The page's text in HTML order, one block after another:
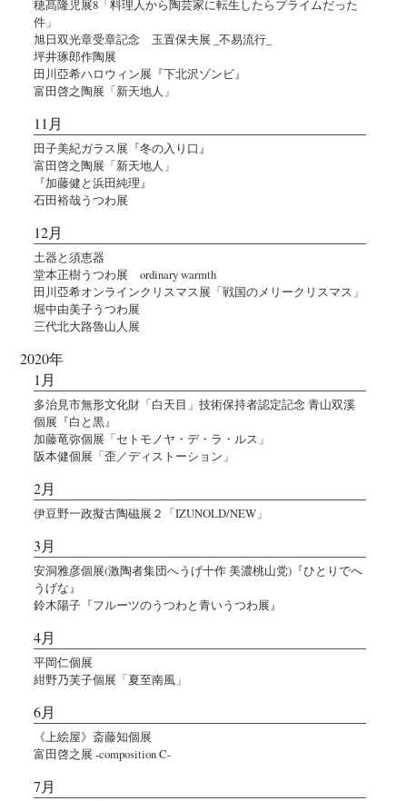
穂髙隆児展8「料理人から陶芸家に転生したらプライムだった
件」
旭日双光章受章記念 玉置保夫展 _不易流行_
坪井琢郎作陶展
田川亞希ハロウィン展『下北沢ゾンビ』
富田啓之陶展「新天地人」
11月
田子美紀ガラス展『冬の入り口』
富田啓之陶展「新天地人」
『加藤健と浜田純理』
石田裕哉うつわ展
12月
土器と須恵器
堂本正樹うつわ展 ordinary warmth
田川亞希オンラインクリスマス展「戦国のメリークリスマス」
堀中由美子うつわ展
三代北大路魯山人展
2020年
1月
多治見市無形文化財「白天目」技術保持者認定記念 青山双溪
個展『白と黒』
加藤竜弥個展「セトモノヤ・デ・ラ・ルス」
阪本健個展「歪／ディストーション」
2月
伊豆野一政擬古陶磁展２「IZUNOLD/NEW」
3月
安洞雅彦個展(激陶者集団へうげ十作 美濃桃山党)『ひとりでへ
うげな』
鈴木陽子『フルーツのうつわと青いうつわ展』
4月
平岡仁個展
紺野乃芙子個展「夏至南風」
6月
《上絵屋》斎藤知個展
富田啓之展 -composition C-
7月